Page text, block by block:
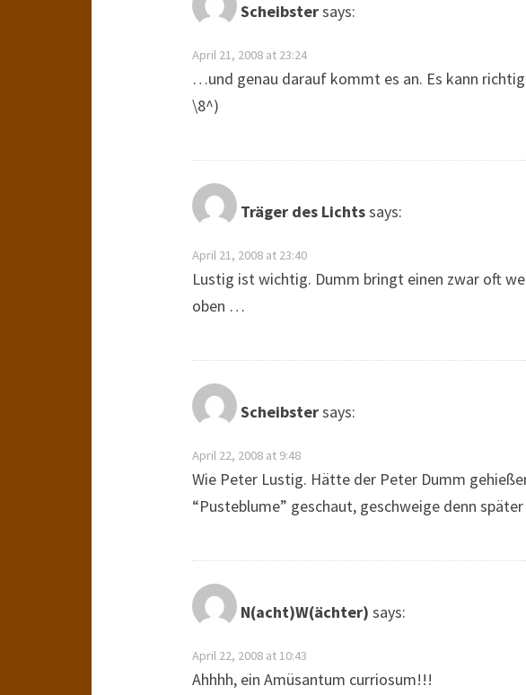
Scheibstersays:
April 21, 2008 at 23:24
…und genau darauf kommt es an. Es kann
\8^)
Träger des Lichtssays:
April 21, 2008 at 23:40
Lustig ist wichtig. Dumm bringt einen zwar oft
oben …
Scheibstersays:
April 22, 2008 at 9:48
Wie Peter Lustig. Hätte der Peter Dumm
“Pusteblume” geschaut, geschweige denn später
N(acht)W(ächter) says:
April 22, 2008 at 10:43
Ahhhh, ein Amüsantum curriosum!!!